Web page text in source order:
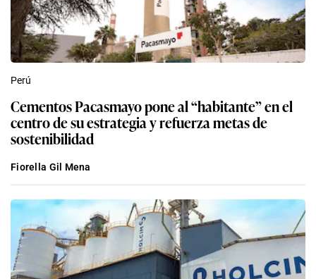
Perú
Cementos Pacasmayo pone al “habitante” en el
centro de su estrategia y refuerza metas de
sostenibilidad
Fiorella Gil Mena